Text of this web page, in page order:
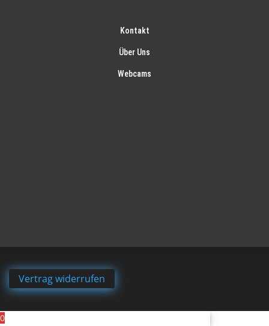
Kontakt
Über Uns
Webcams
Vertrag widerrufen
0